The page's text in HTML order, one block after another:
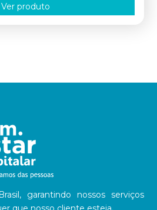
Ver produto
garantindo nossos serviços